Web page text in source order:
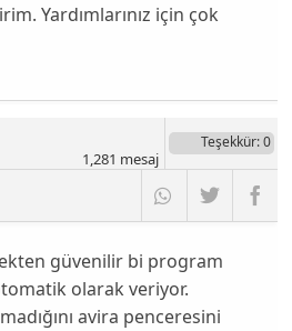
Yardımlarınız için çok
Teşekkür: 0
1,281 mesaj
güvenilir bi program
olarak veriyor.
avira penceresini